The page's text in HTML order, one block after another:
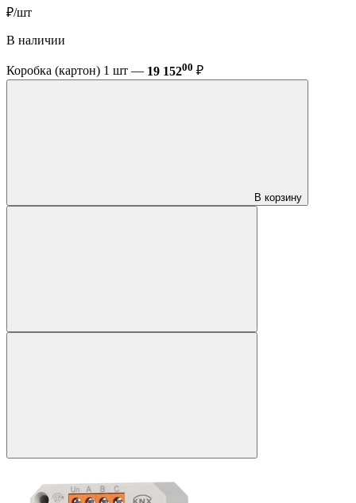
₽/шт
В наличии
Коробка (картон) 1 шт — 19 15200 ₽
В корзину